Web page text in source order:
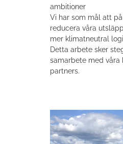
ambitioner
Vi har som mål att
reducera våra
mer klimatneutral
Detta arbete sker
samarbete med våra
partners.